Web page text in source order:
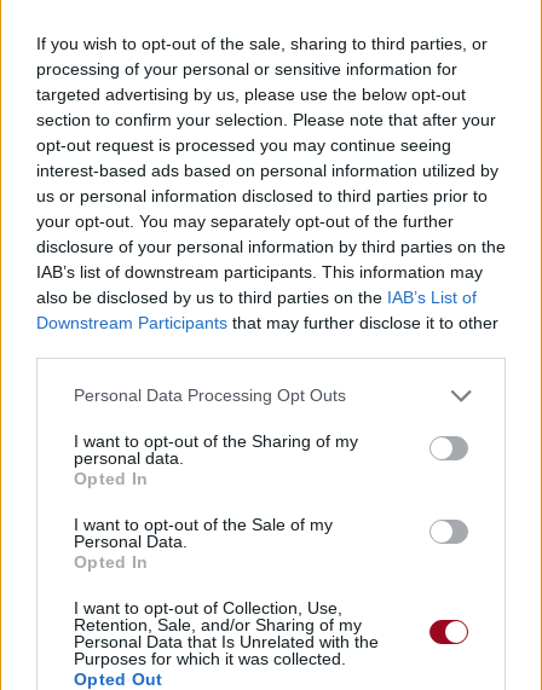
If you wish to opt-out of the sale, sharing to third parties, or
processing of your personal or sensitive information for
targeted advertising by us, please use the below opt-out
section to confirm your selection. Please note that after your
opt-out request is processed you may continue seeing
interest-based ads based on personal information utilized by
us or personal information disclosed to third parties prior to
your opt-out. You may separately opt-out of the further
disclosure of your personal information by third parties on the
IAB’s list of downstream participants. This information may
also be disclosed by us to third parties on the IAB’s List of
Downstream Participants that may further disclose it to other
Personal Data Processing Opt Outs
I want to opt-out of the Sharing of my
personal data.
Opted In
I want to opt-out of the Sale of my
Personal Data.
Opted In
I want to opt-out of Collection, Use,
Retention, Sale, and/or Sharing of my
Personal Data that Is Unrelated with the
Purposes for which it was collected.
Opted Out